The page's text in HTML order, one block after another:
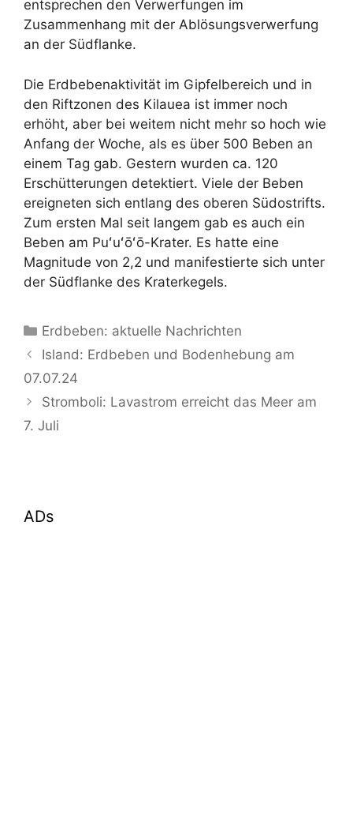
entsprechen den Verwerfungen im
Zusammenhang mit der Ablösungsverwerfung
an der Südflanke.
Die Erdbebenaktivität im Gipfelbereich und in
den Riftzonen des Kilauea ist immer noch
erhöht, aber bei weitem nicht mehr so hoch wie
Anfang der Woche, als es über 500 Beben an
einem Tag gab. Gestern wurden ca. 120
Erschütterungen detektiert. Viele der Beben
ereigneten sich entlang des oberen Südostrifts.
Zum ersten Mal seit langem gab es auch ein
Beben am Puʻuʻōʻō-Krater. Es hatte eine
Magnitude von 2,2 und manifestierte sich unter
der Südflanke des Kraterkegels.
Kategorien
Erdbeben: aktuelle Nachrichten
Island: Erdbeben und Bodenhebung am
07.07.24
Stromboli: Lavastrom erreicht das Meer am
7. Juli
ADs